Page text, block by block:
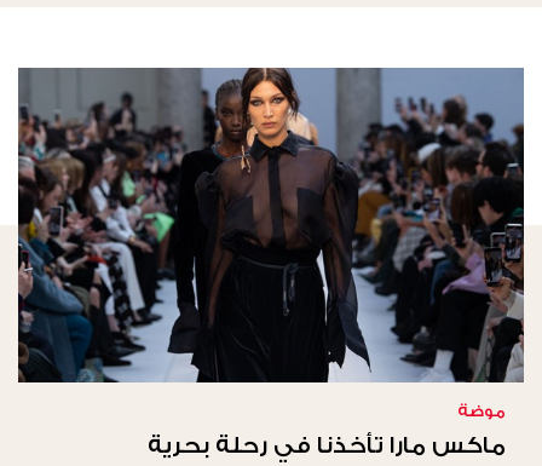
موضة
ماكس مارا تأخذنا في رحلة بحرية